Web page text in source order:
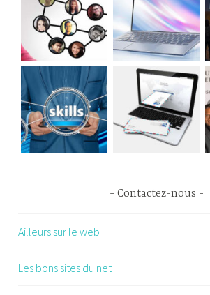
Contactez-nous
Ailleurs sur le web
Les bons sites du net